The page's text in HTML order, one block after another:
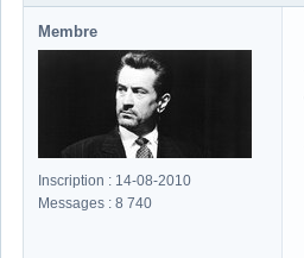
Membre
Inscription : 14-08-2010
Messages : 8 740